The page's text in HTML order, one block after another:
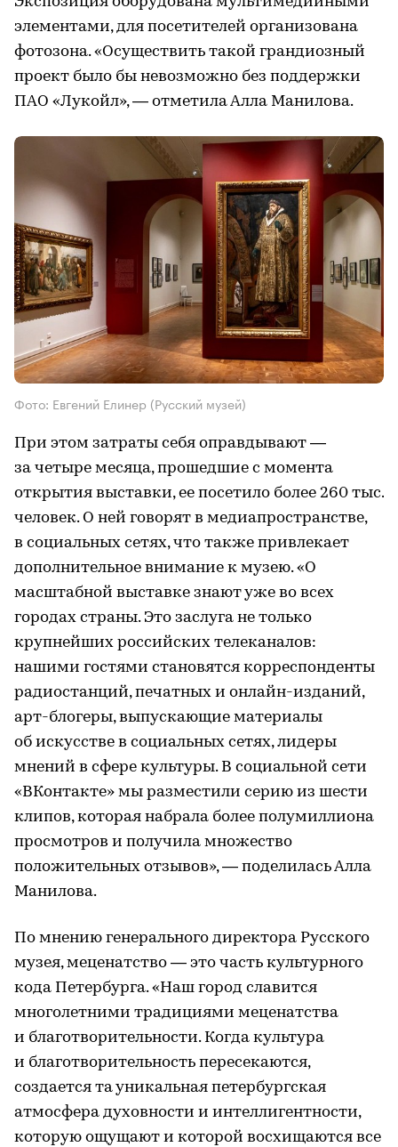
элементами, для посетителей организована
фотозона. «Осуществить такой грандиозный
проект было бы невозможно без поддержки
ПАО «Лукойл», — отметила Алла Манилова.
Фото: Евгений Елинер (Русский музей)
При этом затраты себя оправдывают —
за четыре месяца, прошедшие с момента
открытия выставки, ее посетило более 260 тыс.
человек. О ней говорят в медиапространстве,
в социальных сетях, что также привлекает
дополнительное внимание к музею. «О
масштабной выставке знают уже во всех
городах страны. Это заслуга не только
крупнейших российских телеканалов:
нашими гостями становятся корреспонденты
радиостанций, печатных и онлайн-изданий,
арт-блогеры, выпускающие материалы
об искусстве в социальных сетях, лидеры
мнений в сфере культуры. В социальной сети
«ВКонтакте» мы разместили серию из шести
клипов, которая набрала более полумиллиона
просмотров и получила множество
положительных отзывов», — поделилась Алла
Манилова.
По мнению генерального директора Русского
музея, меценатство — это часть культурного
кода Петербурга. «Наш город славится
многолетними традициями меценатства
и благотворительности. Когда культура
и благотворительность пересекаются,
создается та уникальная петербургская
атмосфера духовности и интеллигентности,
которую ощущают и которой восхищаются все